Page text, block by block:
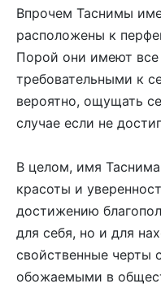
Впрочем Таснимы
расположены к
Порой они имеют
требовательными к
вероятно, ощущать
случае если не
В целом, имя
красоты и
достижению
для себя, но и для
свойственные черты
обожаемыми в